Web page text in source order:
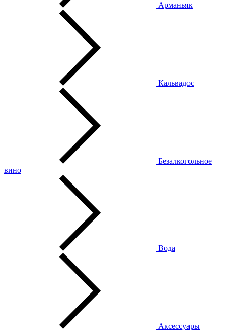
Арманьяк
Кальвадос
Безалкогольное
вино
Вода
Аксессуары